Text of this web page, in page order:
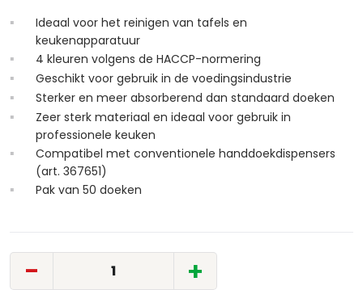
Ideaal voor het reinigen van tafels en
keukenapparatuur
4 kleuren volgens de HACCP-normering
Geschikt voor gebruik in de voedingsindustrie
Sterker en meer absorberend dan standaard doeken
Zeer sterk materiaal en ideaal voor gebruik in
professionele keuken
Compatibel met conventionele handdoekdispensers
(art. 367651)
Pak van 50 doeken
- +